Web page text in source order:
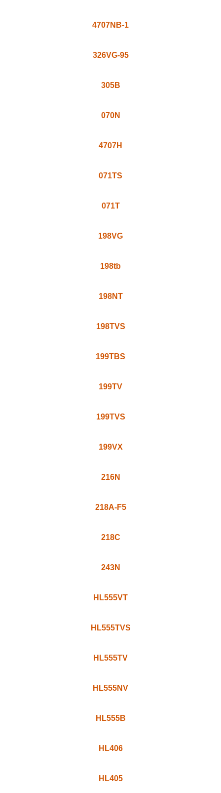
4707NB-1
326VG-95
305B
070N
4707H
071TS
071T
198VG
198tb
198NT
198TVS
199TBS
199TV
199TVS
199VX
216N
218A-F5
218C
243N
HL555VT
HL555TVS
HL555TV
HL555NV
HL555B
HL406
HL405